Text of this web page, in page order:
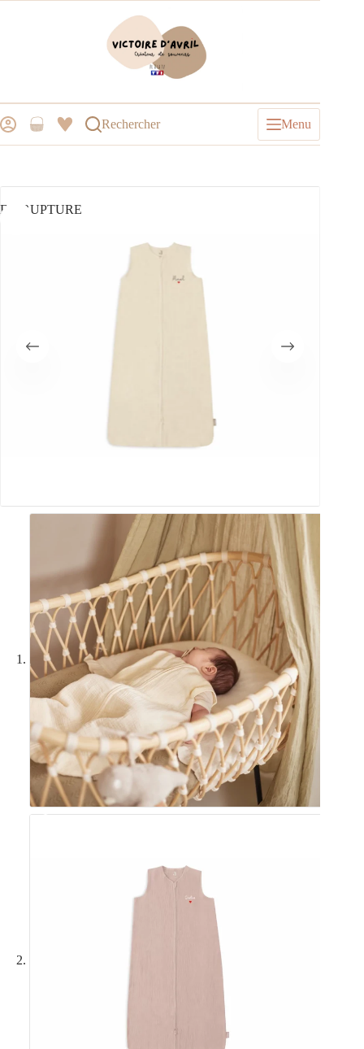
Rechercher Menu
EN RUPTURE